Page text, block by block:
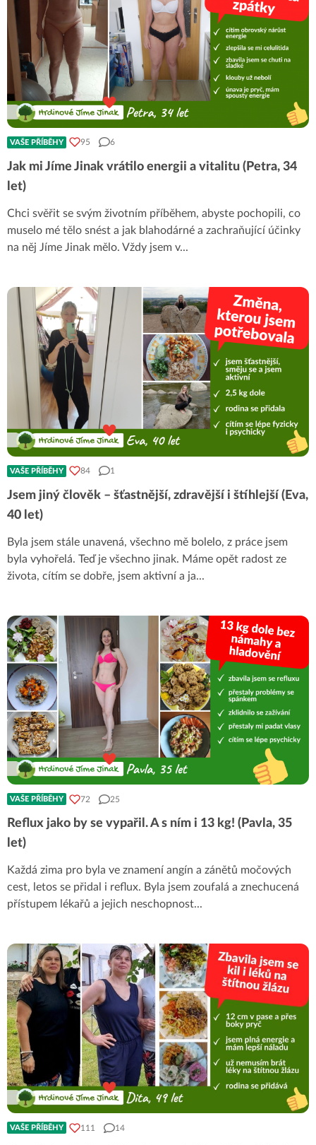
VAŠE PŘÍBĚHY 95 6
Jak mi Jíme Jinak vrátilo energii a vitalitu (Petra, 34
let)
Chci svěřit se svým životním příběhem, abyste pochopili, co
muselo mé tělo snést a jak blahodárné a zachraňující účinky
na něj Jíme Jinak mělo. Vždy jsem v...
VAŠE PŘÍBĚHY 84 1
Jsem jiný člověk – šťastnější, zdravější i štíhlejší (Eva,
40 let)
Byla jsem stále unavená, všechno mě bolelo, z práce jsem
byla vyhořelá. Teď je všechno jinak. Máme opět radost ze
života, cítím se dobře, jsem aktivní a ja...
VAŠE PŘÍBĚHY 72 25
Reflux jako by se vypařil. A s ním i 13 kg! (Pavla, 35
let)
Každá zima pro byla ve znamení angín a zánětů močových
cest, letos se přidal i reflux. Byla jsem zoufalá a znechucená
přístupem lékařů a jejich neschopnost...
VAŠE PŘÍBĚHY 111 14